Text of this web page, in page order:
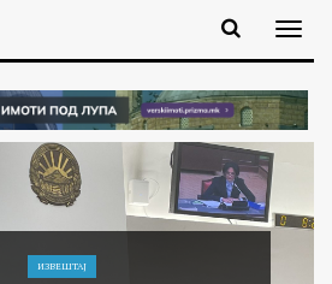
ИЗВЕШТАЈ